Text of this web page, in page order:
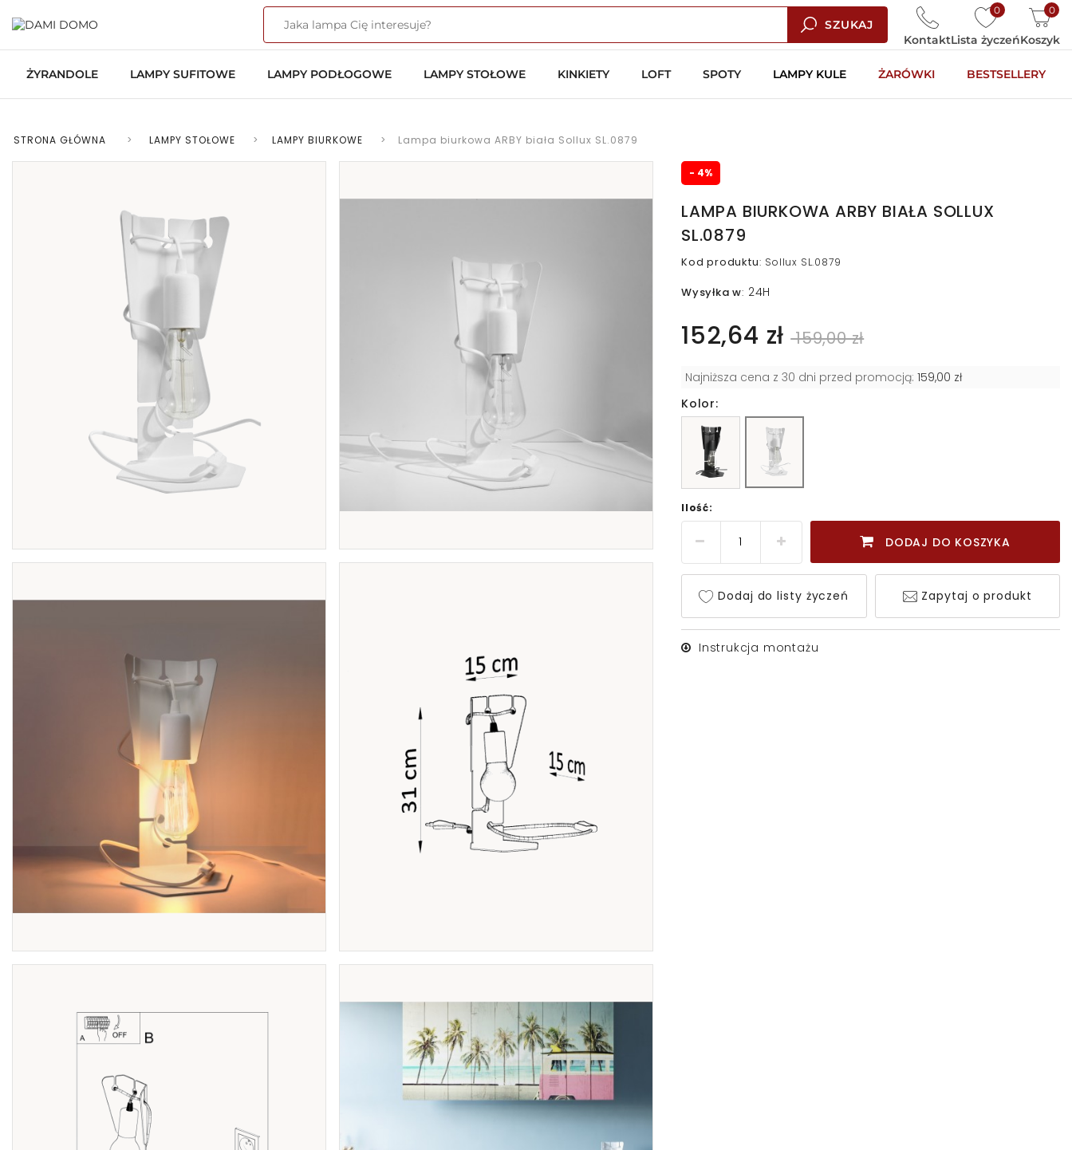
SZUKAJ
0
Lista życzeń
0
Koszyk
Kontakt
ŻYRANDOLE LAMPY SUFITOWE LAMPY PODŁOGOWE LAMPY STOŁOWE KINKIETY LOFT SPOTY LAMPY KULE ŻARÓWKI BESTSELLERY
STRONA GŁÓWNA > LAMPY STOŁOWE > LAMPY BIURKOWE > Lampa biurkowa ARBY biała Sollux SL.0879
- 4%
LAMPA BIURKOWA ARBY BIAŁA SOLLUX
SL.0879
Kod produktu: Sollux SL.0879
Wysyłka w: 24H
152,64 zł 159,00 zł
Najniższa cena z 30 dni przed promocją: 159,00 zł
Kolor:
Ilość:
DODAJ DO KOSZYKA
Dodaj do listy życzeń Zapytaj o produkt
Instrukcja montażu